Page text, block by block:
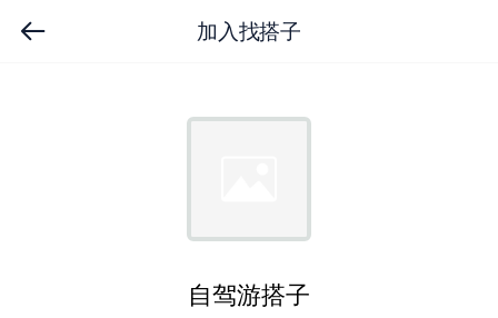
加入找搭子
自驾游搭子